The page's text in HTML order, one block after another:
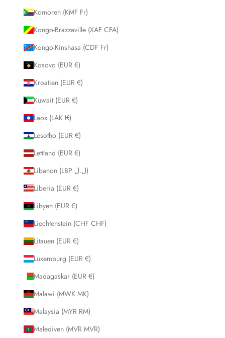
Komoren (KMF Fr)
Kongo-Brazzaville (XAF CFA)
Kongo-Kinshasa (CDF Fr)
Kosovo (EUR €)
Kroatien (EUR €)
Kuwait (EUR €)
Laos (LAK ₭)
Lesotho (EUR €)
Lettland (EUR €)
Libanon (LBP ل.ل)
Liberia (EUR €)
Libyen (EUR €)
Liechtenstein (CHF CHF)
Litauen (EUR €)
Luxemburg (EUR €)
Madagaskar (EUR €)
Malawi (MWK MK)
Malaysia (MYR RM)
Malediven (MVR MVR)